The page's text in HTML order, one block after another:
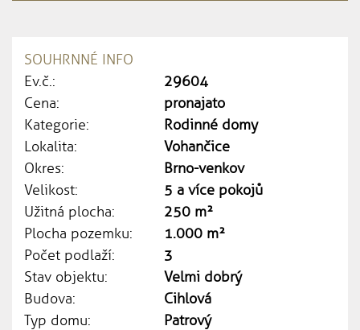
SOUHRNNÉ INFO
Ev.č.:
29604
Cena:
pronajato
Kategorie:
Rodinné domy
Lokalita:
Vohančice
Okres:
Brno-venkov
Velikost:
5 a více pokojů
Užitná plocha:
250 m²
Plocha pozemku:
1.000 m²
Počet podlaží:
3
Stav objektu:
Velmi dobrý
Budova:
Cihlová
Typ domu:
Patrový